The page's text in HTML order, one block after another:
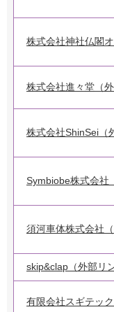
株式会社神社仏閣
株式会社進々堂（外
株式会社ShinSei（
Symbiobe株式会社
須河車体株式会社（
skip&clap（外部リ
有限会社スギテッ